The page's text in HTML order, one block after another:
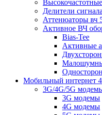
Делители
Аттенюаторы вч
Активное ВЧ
Bias-Tee
Активные
Мобильный интернет
3G/4G/5G
3G модемы
4G модемы